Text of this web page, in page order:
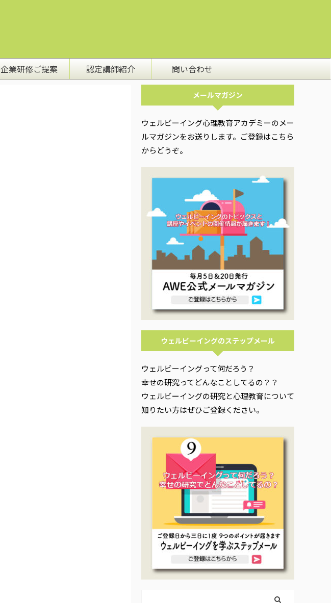
企業研修ご提案 認定講師紹介 問い合わせ
メールマガジン
ウェルビーイング心理教育アカデミーのメー
ルマガジンをお送りします。ご登録はこちら
からどうぞ。
ウェルビーイングのステップメール
ウェルビーイングって何だろう？
幸せの研究ってどんなことしてるの？？
ウェルビーイングの研究と心理教育について
知りたい方はぜひご登録ください。